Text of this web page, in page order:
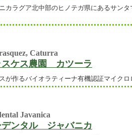
カラグア北中部のヒノテガ県にあるサン
Caturra
スケス農園 カツーラ
が作るバイオラティーナ有機認証マイク
Javanica
デンタル ジャバニカ